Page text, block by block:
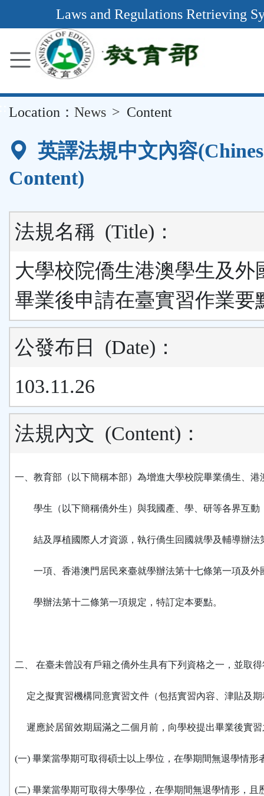
Content
Laws and Regulations Retrieving
Location： News Content
英譯法規中文內容
Content)
法規名稱 (Title) ：
大學校院僑生港澳學生及外
畢業後申請在臺實習作業要
公發布日 (Date) ：
103.11.26
法規內文 (Content) ：
一、教育部（以下簡稱本部）為增進大學校院畢業僑生、港
學生（以下簡稱僑外生）與我國產、學、研等各界互動
結及厚植國際人才資源，執行僑生回國就學及輔導辦法
一項、香港澳門居民來臺就學辦法第十七條第一項及外
學辦法第十二條第一項規定，特訂定本要點。
二、 在臺未曾設有戶籍之僑外生具有下列資格之一，並取
定之擬實習機構同意實習文件（包括實習內容、津貼及期
遲應於居留效期屆滿之二個月前，向學校提出畢業後實習
(一) 畢業當學期可取得碩士以上學位，在學期間無退學情形
(二) 畢業當學期可取得大學學位，在學期間無退學情形，且